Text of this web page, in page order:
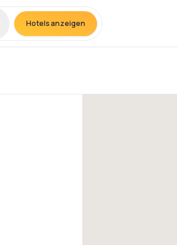
Hotels anzeigen